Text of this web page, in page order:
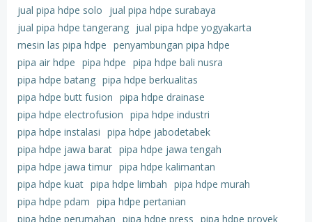
jual pipa hdpe solo
jual pipa hdpe surabaya
jual pipa hdpe tangerang jual pipa hdpe yogyakarta
mesin las pipa hdpe penyambungan pipa hdpe
pipa air hdpe pipa hdpe pipa hdpe bali nusra
pipa hdpe batang pipa hdpe berkualitas
pipa hdpe butt fusion pipa hdpe drainase
pipa hdpe electrofusion pipa hdpe industri
pipa hdpe instalasi pipa hdpe jabodetabek
pipa hdpe jawa barat pipa hdpe jawa tengah
pipa hdpe jawa timur pipa hdpe kalimantan
pipa hdpe kuat pipa hdpe limbah pipa hdpe murah
pipa hdpe pdam pipa hdpe pertanian
pipa hdpe perumahan pipa hdpe press pipa hdpe proyek